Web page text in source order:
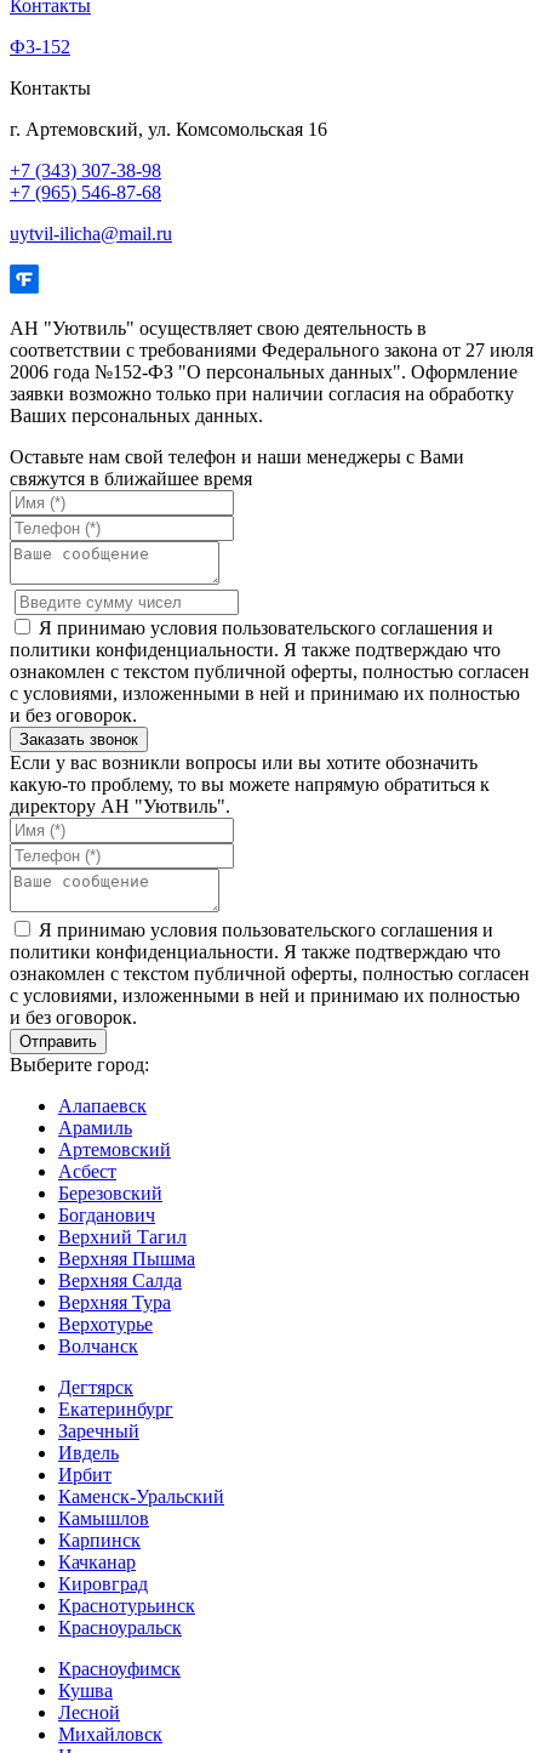
Контакты
Ф3-152
Контакты
г. Артемовский, ул. Комсомольская 16
+7 (343) 307-38-98
+7 (965) 546-87-68
uytvil-ilicha@mail.ru
АН "Уютвиль" осуществляет свою деятельность в
соответствии с требованиями Федерального закона от 27 июля
2006 года №152-ФЗ "О персональных данных". Оформление
заявки возможно только при наличии согласия на обработку
Ваших персональных данных.
Оставьте нам свой телефон и наши менеджеры с Вами
свяжутся в ближайшее время
Я принимаю условия пользовательского соглашения и
политики конфиденциальности. Я также подтверждаю что
ознакомлен с текстом публичной оферты, полностью согласен
с условиями, изложенными в ней и принимаю их полностью
и без оговорок.
Если у вас возникли вопросы или вы хотите обозначить
какую-то проблему, то вы можете напрямую обратиться к
директору АН "Уютвиль".
Я принимаю условия пользовательского соглашения и
политики конфиденциальности. Я также подтверждаю что
ознакомлен с текстом публичной оферты, полностью согласен
с условиями, изложенными в ней и принимаю их полностью
и без оговорок.
Выберите город:
Алапаевск
Арамиль
Артемовский
Асбест
Березовский
Богданович
Верхний Тагил
Верхняя Пышма
Верхняя Салда
Верхняя Тура
Верхотурье
Волчанск
Дегтярск
Екатеринбург
Заречный
Ивдель
Ирбит
Каменск-Уральский
Камышлов
Карпинск
Качканар
Кировград
Краснотурьинск
Красноуральск
Красноуфимск
Кушва
Лесной
Михайловск